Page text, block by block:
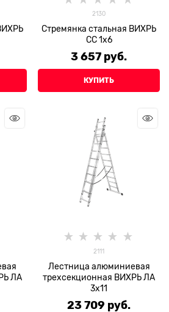
2130
Стремянка стальная ВИХРЬ
СС 1х6
3 657 руб.
КУПИТЬ
ЛА
2111
Лестница алюминиевая
трехсекционная ВИХРЬ ЛА
3х11
23 709 руб.